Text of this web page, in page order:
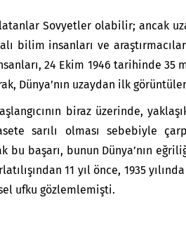
Sovyetler olabilir; ancak
bilim insanları ve
24 Ekim 1946 tarihinde
Dünya’nın uzaydan ilk
biraz üzerinde,
sarılı olması sebebiyle
bu başarı, bunun Dünya’nın
11 yıl önce, 1935
ufku gözlemlemişti.